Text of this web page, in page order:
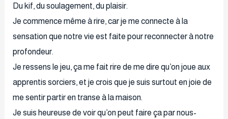
Du kif, du soulagement, du plaisir.
Je commence même à rire, car je me connecte à la
sensation que notre vie est faite pour reconnecter à notre
profondeur.
Je ressens le jeu, ça me fait rire de me dire qu’on joue aux
apprentis sorciers, et je crois que je suis surtout en joie de
me sentir partir en transe à la maison.
Je suis heureuse de voir qu’on peut faire ça par nous-